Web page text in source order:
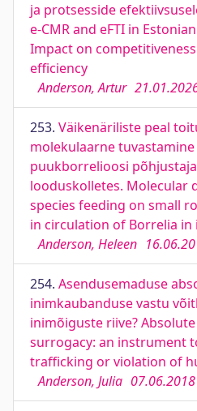
ja protsesside
e-CMR and eFTI in
Impact on
efficiency
Anderson, Artur
253. Väikenäriliste peal
molekulaarne
puukborrelioosi
looduskolletes. Molecular
species feeding on small
in circulation of Borrelia
Anderson, Heleen
254. Asendusemaduse
inimkaubanduse vastu
inimõiguste riive?
surrogacy: an instrument
trafficking or violation of
Anderson, Julia 07.06.2018